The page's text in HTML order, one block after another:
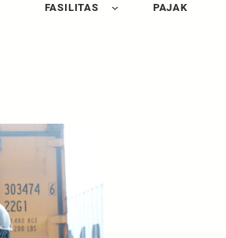
FASILITAS PAJAK